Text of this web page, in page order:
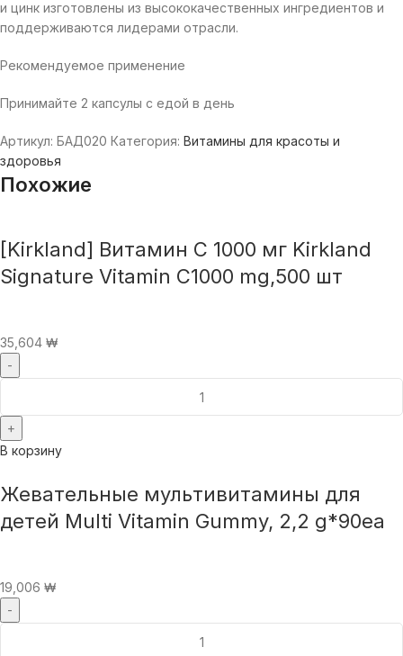
и цинк изготовлены из высококачественных ингредиентов и
поддерживаются лидерами отрасли.
Рекомендуемое применение
Принимайте 2 капсулы с едой в день
Артикул: БАД020 Категория: Витамины для красоты и
здоровья
Похожие
[Kirkland] Витамин С 1000 мг Kirkland
Signature Vitamin C1000 mg,500 шт
35,604 ₩
В корзину
Жевательные мультивитамины для
детей Multi Vitamin Gummy, 2,2 g*90ea
19,006 ₩